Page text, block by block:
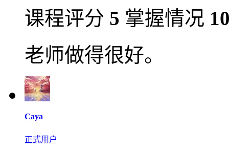
课程评分 5 掌握情况
老师做得很好。
Caya
正式用户